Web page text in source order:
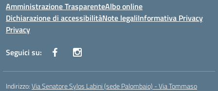
Amministrazione TrasparenteAlbo online
Dichiarazione di accessibilitàNote legaliInformativa Privacy
Privacy
Seguici su:
Indirizzo:Via Senatore Sylos Labini (sede Palombaio) - Via Tommaso